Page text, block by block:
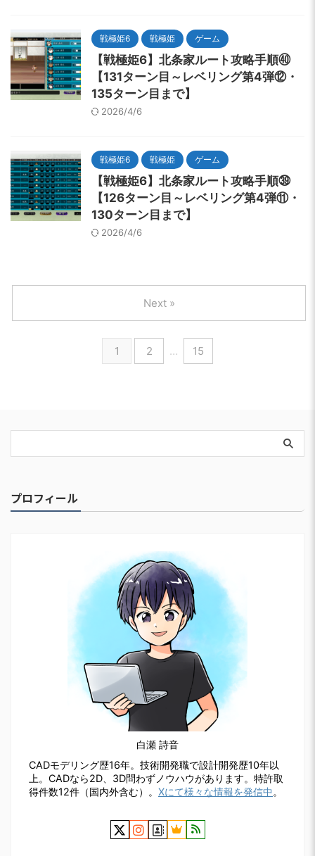
戦極姫6 戦極姫 ゲーム
【戦極姫6】北条家ルート攻略手順㊵
【131ターン目～レベリング第4弾⑫・
135ターン目まで】
2026/4/6
戦極姫6 戦極姫 ゲーム
【戦極姫6】北条家ルート攻略手順㊴
【126ターン目～レベリング第4弾⑪・
130ターン目まで】
2026/4/6
1 2 … 15
Next »
プロフィール
白瀬 詩音
CADモデリング歴16年。技術開発職で設計開発歴10年以
上。CADなら2D、3D問わずノウハウがあります。特許取
得件数12件（国内外含む）。 Xにて様々な情報を発信中 。